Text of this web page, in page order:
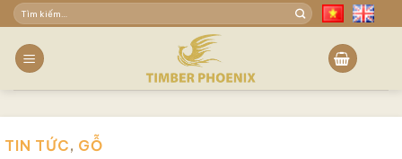
Skip
to
content
Tìm
TIN TỨC, GỖ